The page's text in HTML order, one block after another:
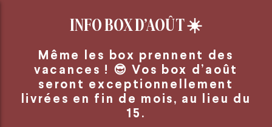
INFO BOX D’AOÛT☀️
Même les box prennent des
vacances ! 😎 Vos box d’août
seront exceptionnellement
livrées en fin de mois, au lieu du
15.